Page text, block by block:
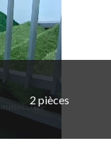
2 pièces